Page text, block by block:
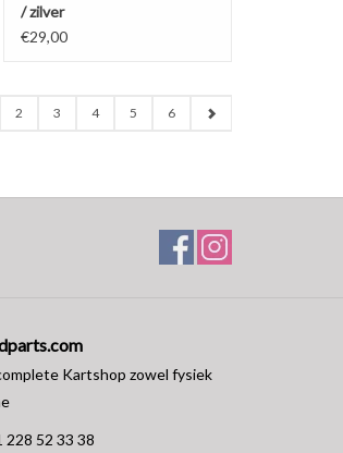
/ zilver
€29,00
2 3 4 5 6
Kartshop zowel fysiek
228 52 33 38